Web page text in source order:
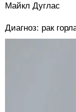
Майкл Дуглас
Диагноз: рак